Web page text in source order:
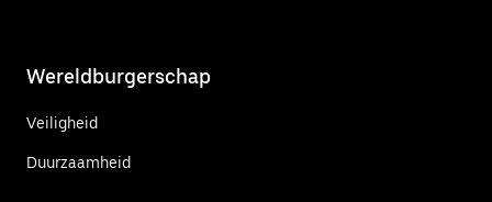
Wereldburgerschap
Veiligheid
Duurzaamheid